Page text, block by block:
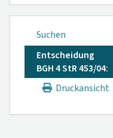
Suchen
Entscheidung
BGH 4 StR 453/04:
Druckansicht